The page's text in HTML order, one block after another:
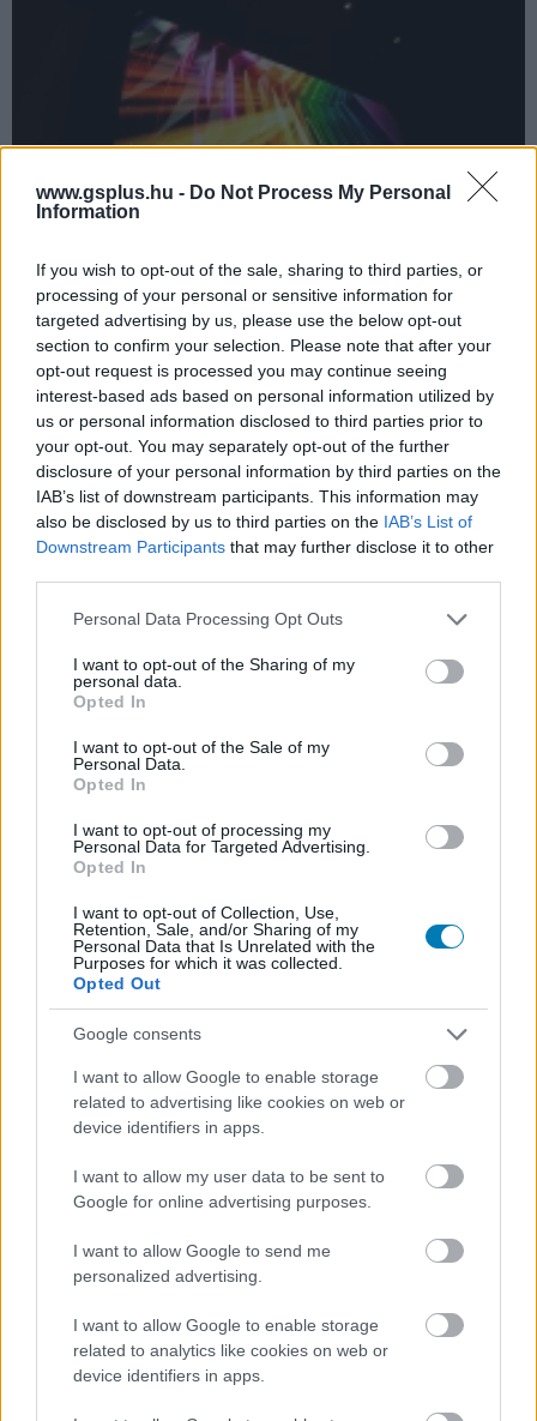
www.gsplus.hu - Do Not Process My Personal
Information
If you wish to opt-out of the sale, sharing to third parties, or
processing of your personal or sensitive information for
targeted advertising by us, please use the below opt-out
section to confirm your selection. Please note that after your
opt-out request is processed you may continue seeing
interest-based ads based on personal information utilized by
us or personal information disclosed to third parties prior to
your opt-out. You may separately opt-out of the further
disclosure of your personal information by third parties on the
IAB’s list of downstream participants. This information may
also be disclosed by us to third parties on the IAB’s List of
Downstream Participants that may further disclose it to other
Please note that this website/app uses one or more Google
not limited to your visit or usage behaviour. You may click to
grant or deny consent to Google and its third-party tags to
use your data for below specified purposes in below Google
consent section.
Personal Data Processing Opt Outs
I want to opt-out of the Sharing of my
personal data.
Opted In
I want to opt-out of the Sale of my
Personal Data.
Opted In
I want to opt-out of processing my
Personal Data for Targeted Advertising.
Opted In
I want to opt-out of Collection, Use,
Retention, Sale, and/or Sharing of my
Personal Data that Is Unrelated with the
Purposes for which it was collected.
Opted Out
Google consents
I want to allow Google to enable storage
related to advertising like cookies on web or
device identifiers in apps.
I want to allow my user data to be sent to
Google for online advertising purposes.
I want to allow Google to send me
personalized advertising.
I want to allow Google to enable storage
related to analytics like cookies on web or
device identifiers in apps.
Magyarország első Samsung Onyx LED moziterme
nyílik meg a Lurdyban
| 2026.06.24 13:04
A projektoros vetítés helyett 4K-s LED-kijelzőre ülhetünk be
szeptembertől.
A xenomorfokat is ráereszti az X-Menre a Marvel
| 2026.06.19 06:21
Az Alien vs. X-Men szeptemberben indítja el a mutánsok új
rémálmát.
Késik a belső nézetes soulslike, amelyben Vincent
| 2026.06.11 21:44
időpontban érkezik a Valor Mortis. Az más kérdés, hogy az új
dátum sem sokkal szerencsésebb.